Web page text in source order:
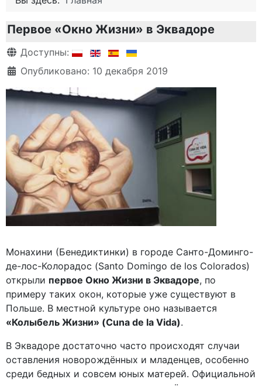
Первое «Окно Жизни» в Эквадоре
Информация о материале
Доступны:
Опубликовано: 10 декабря 2019
Монахини (Бенедиктинки) в городе Санто-Доминго-
де-лос-Колорадос (Santo Domingo de los Colorados)
открыли первое Окно Жизни в Эквадоре, по
примеру таких окон, которые уже существуют в
Польше. В местной культуре оно называется
«Колыбель Жизни» (Cuna de la Vida).
В Эквадоре достаточно часто происходят случаи
оставления новорождённых и младенцев, особенно
среди бедных и совсем юных матерей. Официальной